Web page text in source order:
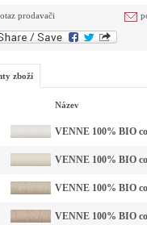
prodavači
zboží
Název
VENNE 100% BIO
VENNE 100% BIO
VENNE 100% BIO
VENNE 100% BIO